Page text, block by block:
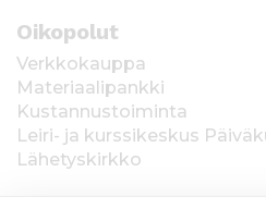
Oikopolut
Verkkokauppa
Materiaalipankki
Kustannustoiminta
Leiri- ja kurssikeskus
Lähetyskirkko